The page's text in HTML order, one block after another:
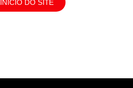
INÍCIO DO SITE